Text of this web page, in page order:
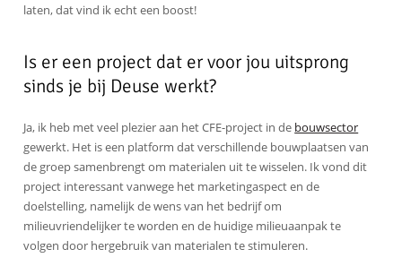
laten, dat vind ik echt een boost!
Is er een project dat er voor jou uitsprong
sinds je bij Deuse werkt?
Ja, ik heb met veel plezier aan het CFE-project in de bouwsector
gewerkt. Het is een platform dat verschillende bouwplaatsen van
de groep samenbrengt om materialen uit te wisselen. Ik vond dit
project interessant vanwege het marketingaspect en de
doelstelling, namelijk de wens van het bedrijf om
milieuvriendelijker te worden en de huidige milieuaanpak te
volgen door hergebruik van materialen te stimuleren.